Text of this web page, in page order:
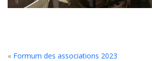
« Formum des associations 2023